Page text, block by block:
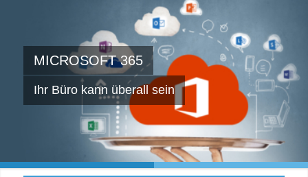
MICROSOFT 365
Ihr Büro kann überall sein